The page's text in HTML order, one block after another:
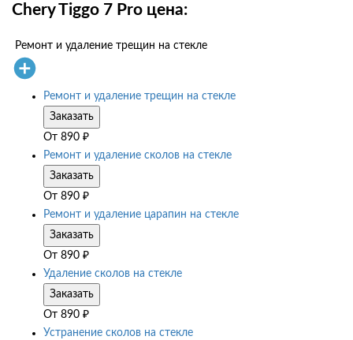
Chery Tiggo 7 Pro цена:
Ремонт и удаление трещин на стекле
Ремонт и удаление трещин на стекле
Заказать
От 890 ₽
Ремонт и удаление сколов на стекле
Заказать
От 890 ₽
Ремонт и удаление царапин на стекле
Заказать
От 890 ₽
Удаление сколов на стекле
Заказать
От 890 ₽
Устранение сколов на стекле